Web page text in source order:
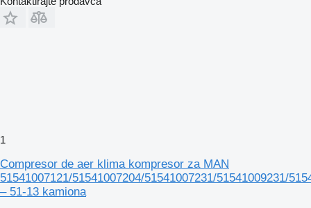
1
Compresor de aer klima kompresor za MAN
51541007121/51541007204/51541007231/51541009231/
– 51-13 kamiona